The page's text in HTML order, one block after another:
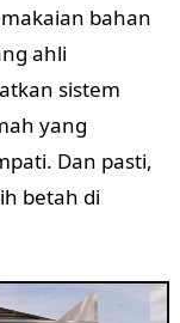
bahan
ahli
sistem
yang
Dan pasti,
betah di